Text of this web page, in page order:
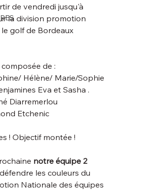
de vendredi jusqu'à
la division promotion
golf de Bordeaux
de :
Hélène/ Marie/Sophie
Eva et Sasha .
Diarremerlou
Etchenic
! Objectif montée !
notre équipe 2
les couleurs du
Nationale des équipes